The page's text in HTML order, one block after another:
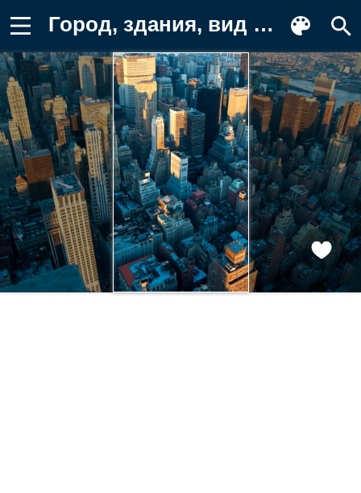
Город, здания, вид сверху Обои на телефон